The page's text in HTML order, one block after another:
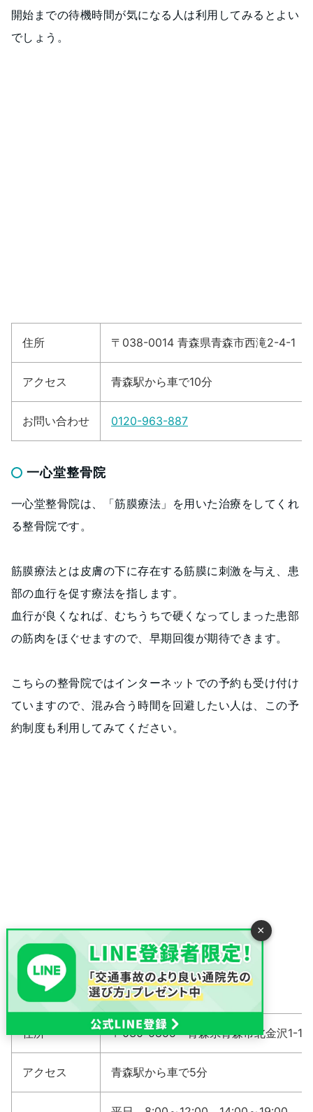
開始までの待機時間が気になる人は利用してみるとよい
でしょう。
住所 〒038-0014 青森県青森市西滝2-4-1
アクセス 青森駅から車で10分
お問い合わせ 0120-963-887
一心堂整骨院
一心堂整骨院は、「筋膜療法」を用いた治療をしてくれ
る整骨院です。
筋膜療法とは皮膚の下に存在する筋膜に刺激を与え、患
部の血行を促す療法を指します。
血行が良くなれば、むちうちで硬くなってしまった患部
の筋肉をほぐせますので、早期回復が期待できます。
こちらの整骨院ではインターネットでの予約も受け付け
ていますので、混み合う時間を回避したい人は、この予
約制度も利用してみてください。
住所 〒030-0855 青森県青森市北金沢1-
アクセス 青森駅から車で5分
×